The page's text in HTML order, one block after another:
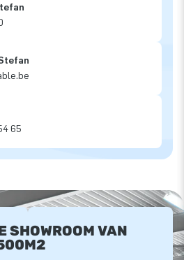
65
SHOWROOM VAN